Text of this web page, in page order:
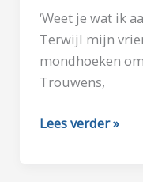
‘Weet je wat ik
Terwijl mijn
mondhoeken
Trouwens,
SAMENLEVEN
Lees verder »